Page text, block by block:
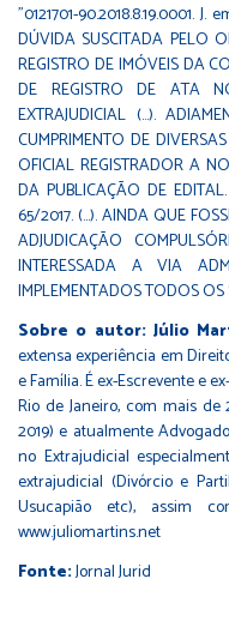
"0121701-90.2018.8.19.0001. J.
DÚVIDA SUSCITADA PELO
REGISTRO DE IMÓVEIS DA
DE REGISTRO DE ATA
EXTRAJUDICIAL (...).
CUMPRIMENTO DE
OFICIAL REGISTRADOR A
DA PUBLICAÇÃO DE
65/2017. (...). AINDA QUE
ADJUDICAÇÃO
INTERESSADA A VIA
IMPLEMENTADOS TODOS OS
Sobre o autor: Júlio
extensa experiência em
e Família. É ex-Escrevente e
Rio de Janeiro, com mais de
2019) e atualmente
no Extrajudicial
extrajudicial (Divórcio e
Usucapião etc), assim
www.juliomartins.net
Fonte:Jornal Jurid